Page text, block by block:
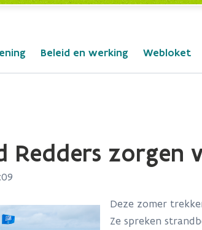
Beleid en werking Webloket
Redders zorgen
Deze zomer
Ze spreken